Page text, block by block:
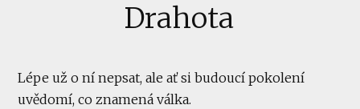
Drahota
Lépe už o ní nepsat, ale ať si budoucí pokolení
uvědomí, co znamená válka.